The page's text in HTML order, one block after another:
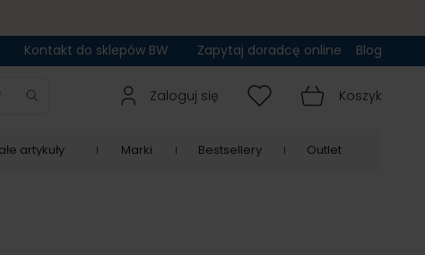
Kontakt do sklepów BW Zapytaj doradcę online Blog
Zaloguj się Koszyk
artykuły Marki Bestsellery Outlet